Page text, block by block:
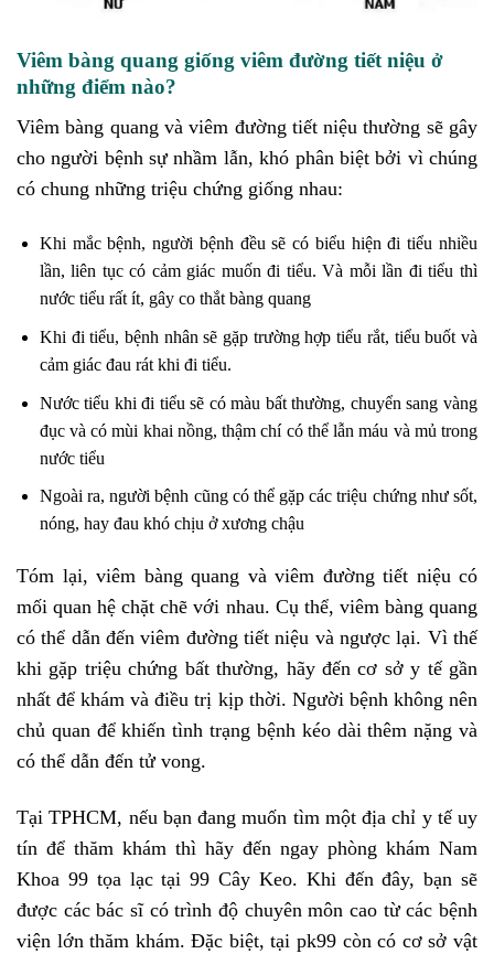
Viêm bàng quang giống viêm đường tiết niệu ở
những điểm nào?
Viêm bàng quang và viêm đường tiết niệu thường sẽ gây
cho người bệnh sự nhầm lẫn, khó phân biệt bởi vì chúng
có chung những triệu chứng giống nhau:
Khi mắc bệnh, người bệnh đều sẽ có biểu hiện đi tiểu nhiều
lần, liên tục có cảm giác muốn đi tiểu. Và mỗi lần đi tiểu thì
nước tiểu rất ít, gây co thắt bàng quang
Khi đi tiểu, bệnh nhân sẽ gặp trường hợp tiểu rắt, tiểu buốt và
cảm giác đau rát khi đi tiểu.
Nước tiểu khi đi tiểu sẽ có màu bất thường, chuyển sang vàng
đục và có mùi khai nồng, thậm chí có thể lẫn máu và mủ trong
nước tiểu
Ngoài ra, người bệnh cũng có thể gặp các triệu chứng như sốt,
nóng, hay đau khó chịu ở xương chậu
Tóm lại, viêm bàng quang và viêm đường tiết niệu có
mối quan hệ chặt chẽ với nhau. Cụ thể, viêm bàng quang
có thể dẫn đến viêm đường tiết niệu và ngược lại. Vì thế
khi gặp triệu chứng bất thường, hãy đến cơ sở y tế gần
nhất để khám và điều trị kịp thời. Người bệnh không nên
chủ quan để khiến tình trạng bệnh kéo dài thêm nặng và
có thể dẫn đến tử vong.
Tại TPHCM, nếu bạn đang muốn tìm một địa chỉ y tế uy
tín để thăm khám thì hãy đến ngay phòng khám Nam
Khoa 99 tọa lạc tại 99 Cây Keo. Khi đến đây, bạn sẽ
được các bác sĩ có trình độ chuyên môn cao từ các bệnh
viện lớn thăm khám. Đặc biệt, tại pk99 còn có cơ sở vật